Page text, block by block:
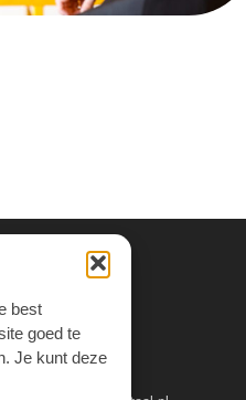
best
goed te
Je kunt deze
7.14
200